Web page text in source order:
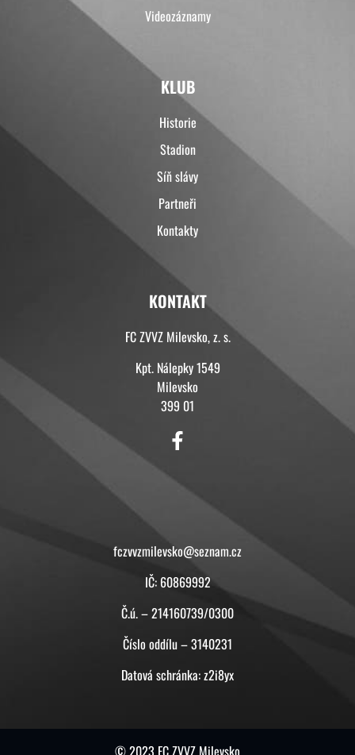
Videozáznamy
KLUB
Historie
Stadion
Síň slávy
Partneři
Kontakty
KONTAKT
FC ZVVZ Milevsko, z. s.
Kpt. Nálepky 1549
Milevsko
399 01
fczvvzmilevsko@seznam.cz
IČ: 60869992
Č.ú. – 214160739/0300
Číslo oddílu – 3140231
Datová schránka: z2i8yx
© 2023 FC ZVVZ Milevsko